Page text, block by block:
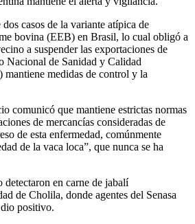
casos de la variante atípica de
bovina (EEB) en Brasil, lo cual obligó a
a suspender las exportaciones de
Nacional de Sanidad y Calidad
mantiene medidas de control y la
comunicó que mantiene estrictas normas
de mercancías consideradas de
de esta enfermedad, comúnmente
de la vaca loca”, que nunca se ha
en carne de jabalí
de Cholila, donde agentes del Senasa
positivo.